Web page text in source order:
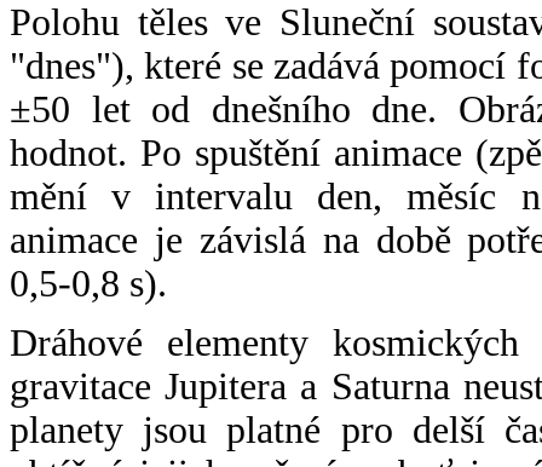
Polohu těles ve Sluneční
"dnes"), které se zadává pomocí
±50 let od dnešního dne.
hodnot. Po spuštění animace
mění v intervalu den, měsíc
animace je závislá na době
0,5-0,8 s).
Dráhové elementy
gravitace Jupitera a Saturna
planety jsou platné pro delší